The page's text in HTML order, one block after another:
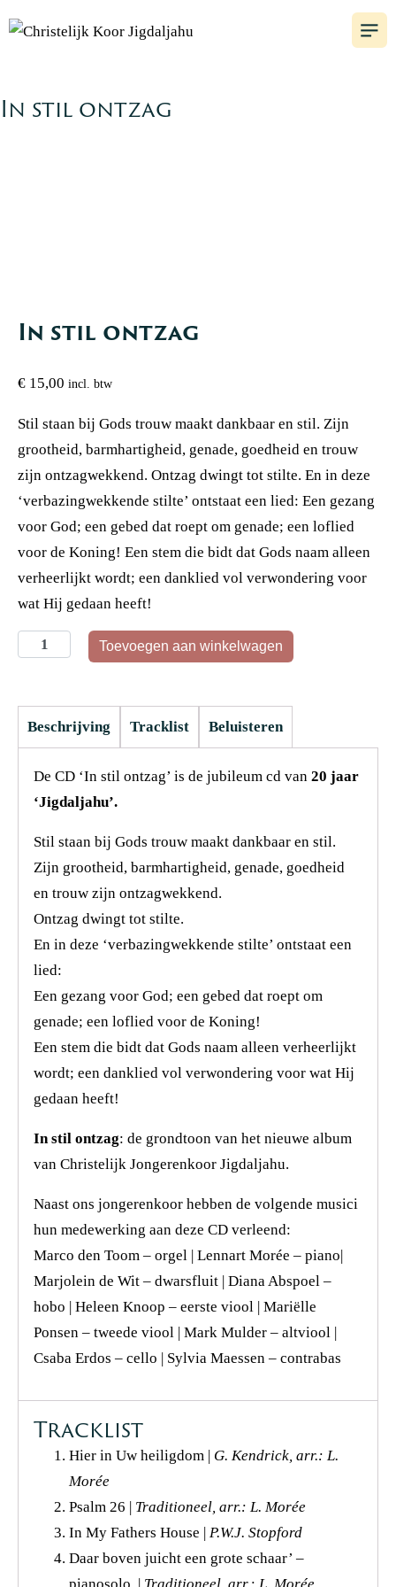
In stil ontzag
In stil ontzag
€ 15,00 incl. btw
Stil staan bij Gods trouw maakt dankbaar en stil. Zijn
grootheid, barmhartigheid, genade, goedheid en trouw
zijn ontzagwekkend. Ontzag dwingt tot stilte. En in deze
‘verbazingwekkende stilte’ ontstaat een lied: Een gezang
voor God; een gebed dat roept om genade; een loflied
voor de Koning! Een stem die bidt dat Gods naam alleen
verheerlijkt wordt; een danklied vol verwondering voor
wat Hij gedaan heeft!
Toevoegen aan winkelwagen
Beschrijving Tracklist Beluisteren
De CD ‘In stil ontzag’ is de jubileum cd van 20 jaar
‘Jigdaljahu’.
Stil staan bij Gods trouw maakt dankbaar en stil.
Zijn grootheid, barmhartigheid, genade, goedheid
en trouw zijn ontzagwekkend.
Ontzag dwingt tot stilte.
En in deze ‘verbazingwekkende stilte’ ontstaat een
lied:
Een gezang voor God; een gebed dat roept om
genade; een loflied voor de Koning!
Een stem die bidt dat Gods naam alleen verheerlijkt
wordt; een danklied vol verwondering voor wat Hij
gedaan heeft!
In stil ontzag: de grondtoon van het nieuwe album
van Christelijk Jongerenkoor Jigdaljahu.
Naast ons jongerenkoor hebben de volgende musici
hun medewerking aan deze CD verleend:
Marco den Toom – orgel | Lennart Morée – piano|
Marjolein de Wit – dwarsfluit | Diana Abspoel –
hobo | Heleen Knoop – eerste viool | Mariëlle
Ponsen – tweede viool | Mark Mulder – altviool |
Csaba Erdos – cello | Sylvia Maessen – contrabas
Tracklist
Hier in Uw heiligdom | G. Kendrick, arr.: L.
Morée
Psalm 26 | Traditioneel, arr.: L. Morée
In My Fathers House | P.W.J. Stopford
Daar boven juicht een grote schaar’ –